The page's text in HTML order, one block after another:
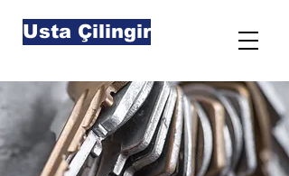
Usta Çilingir